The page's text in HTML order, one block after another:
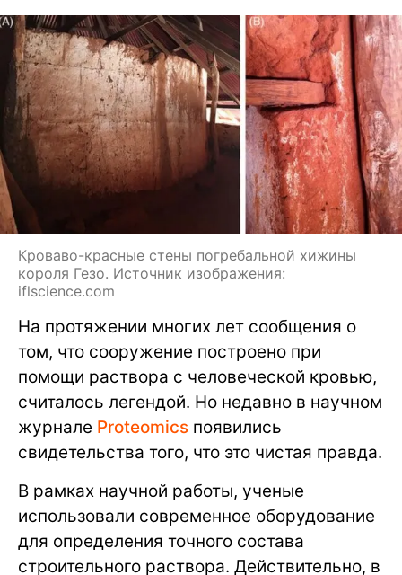
Кроваво-красные стены погребальной хижины
короля Гезо. Источник изображения:
iflscience.com
На протяжении многих лет сообщения о
том, что сооружение построено при
помощи раствора с человеческой кровью,
считалось легендой. Но недавно в научном
журнале Proteomics появились
свидетельства того, что это чистая правда.
В рамках научной работы, ученые
использовали современное оборудование
для определения точного состава
строительного раствора. Действительно, в